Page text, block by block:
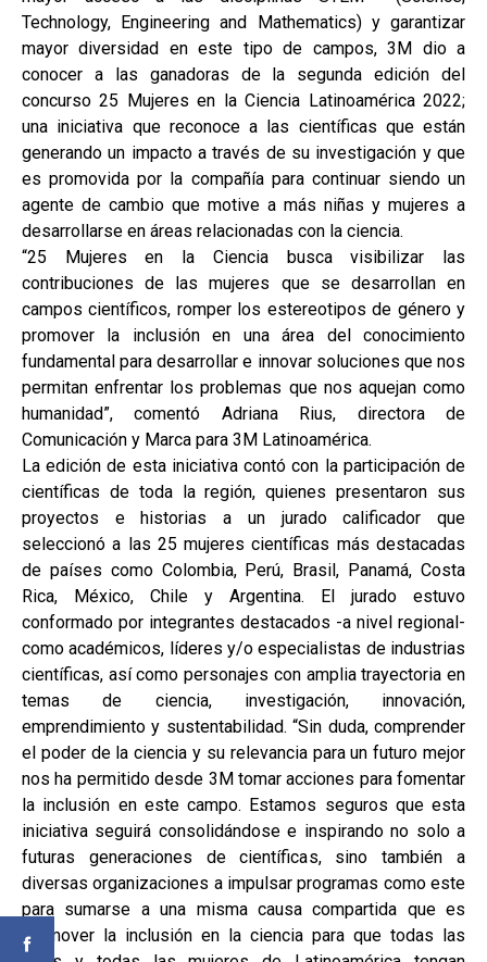
Technology, Engineering and Mathematics) y garantizar
mayor diversidad en este tipo de campos, 3M dio a
conocer a las ganadoras de la segunda edición del
concurso 25 Mujeres en la Ciencia Latinoamérica 2022;
una iniciativa que reconoce a las científicas que están
generando un impacto a través de su investigación y que
es promovida por la compañía para continuar siendo un
agente de cambio que motive a más niñas y mujeres a
desarrollarse en áreas relacionadas con la ciencia.
“25 Mujeres en la Ciencia busca visibilizar las
contribuciones de las mujeres que se desarrollan en
campos científicos, romper los estereotipos de género y
promover la inclusión en una área del conocimiento
fundamental para desarrollar e innovar soluciones que nos
permitan enfrentar los problemas que nos aquejan como
humanidad”, comentó Adriana Rius, directora de
Comunicación y Marca para 3M Latinoamérica.
La edición de esta iniciativa contó con la participación de
científicas de toda la región, quienes presentaron sus
proyectos e historias a un jurado calificador que
seleccionó a las 25 mujeres científicas más destacadas
de países como Colombia, Perú, Brasil, Panamá, Costa
Rica, México, Chile y Argentina. El jurado estuvo
conformado por integrantes destacados -a nivel regional-
como académicos, líderes y/o especialistas de industrias
científicas, así como personajes con amplia trayectoria en
temas de ciencia, investigación, innovación,
emprendimiento y sustentabilidad. “Sin duda, comprender
el poder de la ciencia y su relevancia para un futuro mejor
nos ha permitido desde 3M tomar acciones para fomentar
la inclusión en este campo. Estamos seguros que esta
iniciativa seguirá consolidándose e inspirando no solo a
futuras generaciones de científicas, sino también a
diversas organizaciones a impulsar programas como este
para sumarse a una misma causa compartida que es
promover la inclusión en la ciencia para que todas las